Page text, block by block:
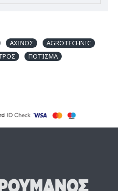
ΑΧΙΝΟΣ
AGROTECHNIC
ΠΟΤΙΣΜΑ